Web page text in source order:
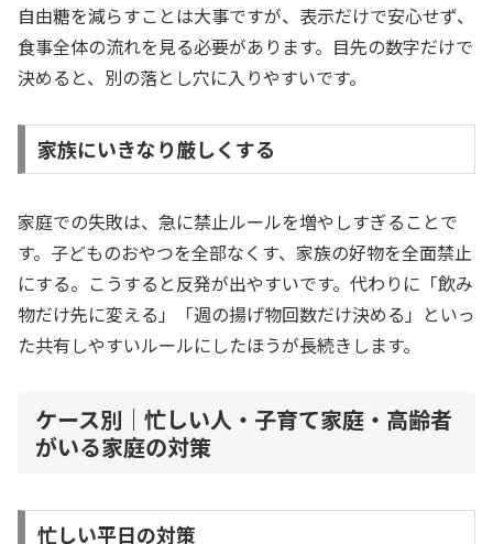
自由糖を減らすことは大事ですが、表示だけで安心せず、
食事全体の流れを見る必要があります。目先の数字だけで
決めると、別の落とし穴に入りやすいです。
家族にいきなり厳しくする
家庭での失敗は、急に禁止ルールを増やしすぎることで
す。子どものおやつを全部なくす、家族の好物を全面禁止
にする。こうすると反発が出やすいです。代わりに「飲み
物だけ先に変える」「週の揚げ物回数だけ決める」といっ
た共有しやすいルールにしたほうが長続きします。
ケース別｜忙しい人・子育て家庭・高齢者
がいる家庭の対策
忙しい平日の対策